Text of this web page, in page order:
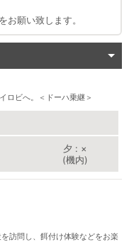
願い致します。
ロビへ。＜ドーハ乗継＞
夕
×
(機内)
訪問し、餌付け体験などをお楽